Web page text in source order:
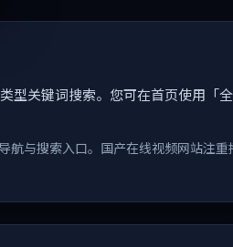
关键词搜索。您可在首页使用「
与搜索入口。国产在线视频网站注